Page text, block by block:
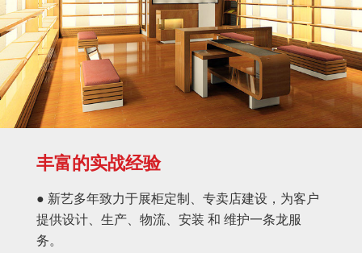
丰富的实战经验
● 新艺多年致力于展柜定制、专卖店建设，为客户
提供设计、生产、物流、安装 和 维护一条龙服
务。